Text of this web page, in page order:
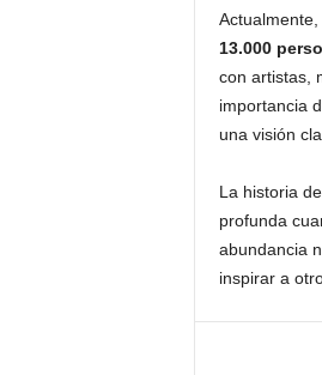
13.000
con artistas,
importancia
una visión
La historia
profunda
abundancia
inspirar a